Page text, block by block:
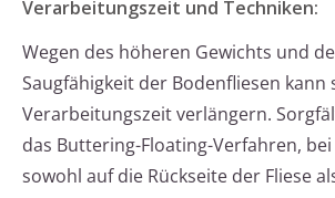
Verarbeitungszeit und Techniken:
Wegen des höheren Gewichts und
Saugfähigkeit der Bodenfliesen kann
Verarbeitungszeit verlängern.
das Buttering-Floating-Verfahren,
sowohl auf die Rückseite der Fliese